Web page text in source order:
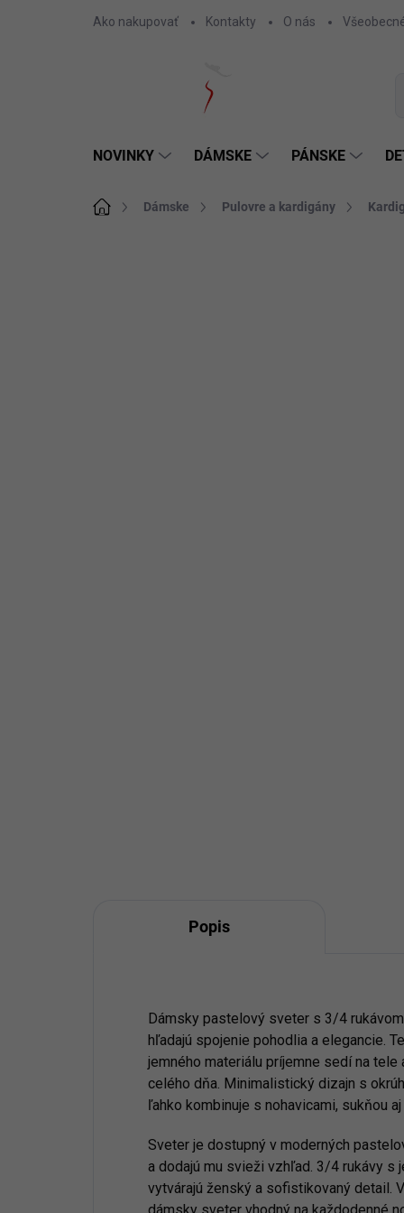
Ako nakupovať Kontakty O nás
NOVINKY DÁMSKE PÁNSKE
DomovDámske Pulovre a kardigány
Popis
Dámsky pastelový sveter s 3/4
hľadajú spojenie pohodlia a elegancie.
jemného materiálu príjemne sedí na
celého dňa. Minimalistický dizajn s
ľahko kombinuje s nohavicami, sukňou
Sveter je dostupný v moderných
a dodajú mu svieži vzhľad. 3/4 rukávy s
vytvárajú ženský a sofistikovaný detail.